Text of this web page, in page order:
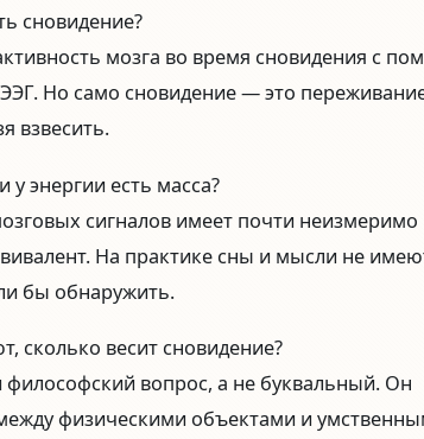
сновидение?
мозга во время сновидения с
Но само сновидение — это
взвесить.
у энергии есть масса?
сигналов имеет почти неизмеримо
На практике сны и мысли не
бы обнаружить.
сколько весит сновидение?
вопрос, а не буквальный. Он
физическими объектами и